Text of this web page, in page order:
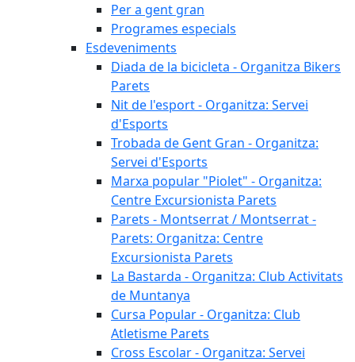
Per a gent gran
Programes especials
Esdeveniments
Diada de la bicicleta - Organitza Bikers
Parets
Nit de l'esport - Organitza: Servei
d'Esports
Trobada de Gent Gran - Organitza:
Servei d'Esports
Marxa popular "Piolet" - Organitza:
Centre Excursionista Parets
Parets - Montserrat / Montserrat -
Parets: Organitza: Centre
Excursionista Parets
La Bastarda - Organitza: Club Activitats
de Muntanya
Cursa Popular - Organitza: Club
Atletisme Parets
Cross Escolar - Organitza: Servei